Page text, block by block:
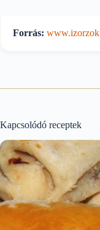
Forrás:
Kapcsolódó receptek